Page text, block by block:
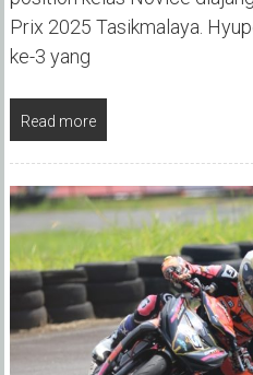
Prix 2025 Tasikmalaya.
ke-3 yang
Read more